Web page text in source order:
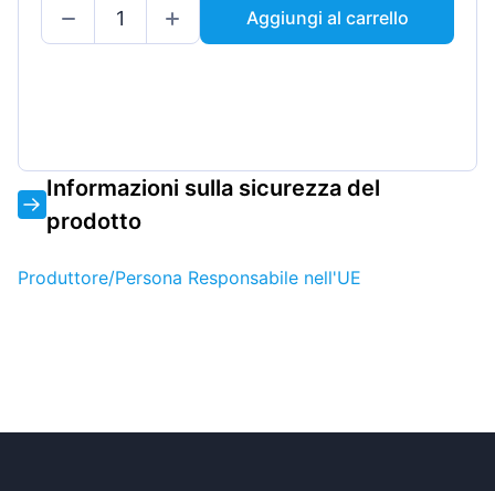
Aggiungi al carrello
Informazioni sulla sicurezza del
prodotto
Produttore/Persona Responsabile nell'UE